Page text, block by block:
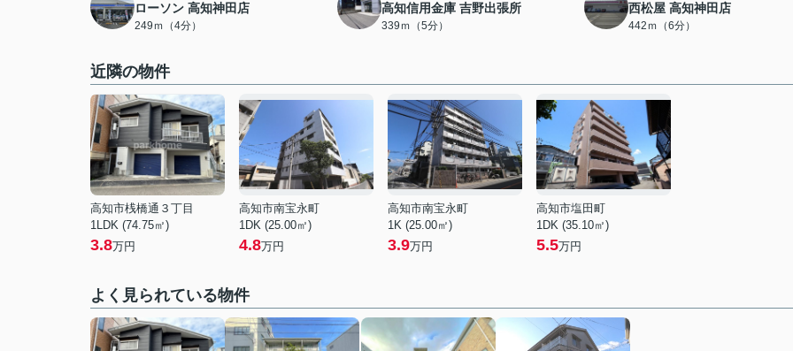
ローソン 高知神田店
249ｍ（4分）
高知信用金庫 吉野出張所
339ｍ（5分）
西松屋 高知神田店
442ｍ（6分）
近隣の物件
高知市桟橋通３丁目
1LDK (74.75㎡)
3.8万円
高知市南宝永町
1DK (25.00㎡)
4.8万円
高知市南宝永町
1K (25.00㎡)
3.9万円
高知市塩田町
1DK (35.10㎡)
5.5万円
よく見られている物件